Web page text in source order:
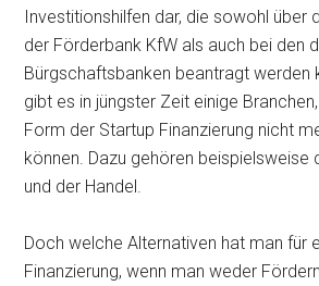
Investitionshilfen dar, die sowohl über
der Förderbank KfW als auch bei den
Bürgschaftsbanken beantragt werden
gibt es in jüngster Zeit einige
Form der Startup Finanzierung nicht
können. Dazu gehören beispielsweise
und der Handel.
Doch welche Alternativen hat man für
Finanzierung, wenn man weder